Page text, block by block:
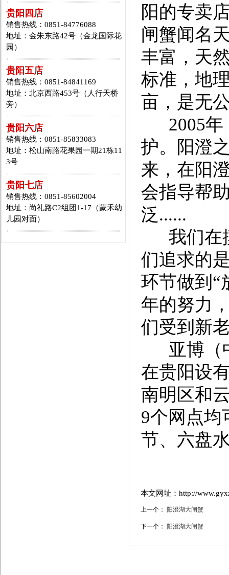
贵阳四店
销售热线：0851-84776088
地址：金朱东路42号（金龙国际花
园）
贵阳五店
销售热线：0851-84841169
地址：北京西路453号（人行天桥
旁）
贵阳六店
销售热线：0851-85833083
地址：松山南路花果园一期21栋11
3号
贵阳七店
销售热线：0851-85602004
地址：尚礼路C2组团1-17（蒙禾幼
儿园对面）
阳的专卖
闸蟹闻名
丰富，天
标准，地
亩，是无
2005年
护。阳澄
来，在阳
会指导帮
泛......
我们在
们追求的
环节做到“
年的努力
们受到新
亚博（
在贵阳设
南明区和
9个网点均
节、六
本文网址：http://
上一个： 阳澄湖大闸蟹
下一个： 阳澄湖大闸蟹